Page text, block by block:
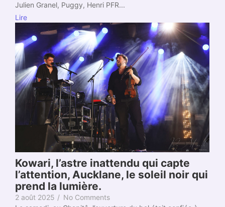
Julien Granel, Puggy, Henri PFR...
Lire
Kowari, l’astre inattendu qui capte
l’attention, Aucklane, le soleil noir qui
prend la lumière.
2 août 2025 / No Comments